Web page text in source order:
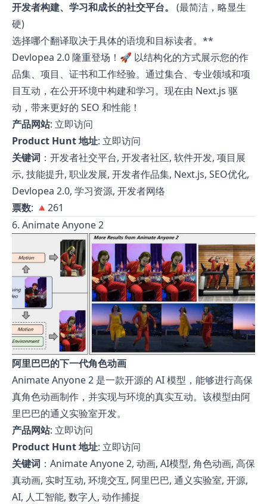
开发者构建、学习和成长的社交平台。
(最简洁，略显生
硬)
选择哪个翻译取决于具体的语境和目标读者。**
Devlopea 2.0 隆重登场！🚀 以结构化的方式展示您的作
品集、项目、证书和工作经验。通过集合、专业领域和项
目互动，在公开环境中构建和学习。现在由 Next.js 驱
动，带来更好的 SEO 和性能！
产品网站: 立即访问
Product Hunt 地址: 立即访问
关键词 ：开发者社交平台, 开发者社区, 软件开发, 项目展
示, 技能提升, 职业发展, 开发者作品集, Next.js, SEO优化,
Devlopea 2.0, 学习资源, 开发者网络
票数: 🔺261
6. Animate Anyone 2
阿里巴巴的下一代角色动画
Animate Anyone 2 是一款开源的 AI 模型，能够进行高保
真角色动画制作，并实现与环境的真实互动。该模型由阿
里巴巴的通义实验室开发。
产品网站: 立即访问
Product Hunt 地址: 立即访问
关键词 ：Animate Anyone 2, 动画, AI模型, 角色动画, 高保
真动画, 实时互动, 环境交互, 阿里巴巴, 通义实验室, 开源,
AI, 人工智能, 数字人, 动作捕捉